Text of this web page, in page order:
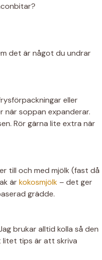
det är något du undrar
eller
när soppan expanderar.
Rör gärna lite extra när
till och med mjölk (fast då
ärkokosmjölk – det ger
grädde.
brukar alltid kolla så den
litet tips är att skriva